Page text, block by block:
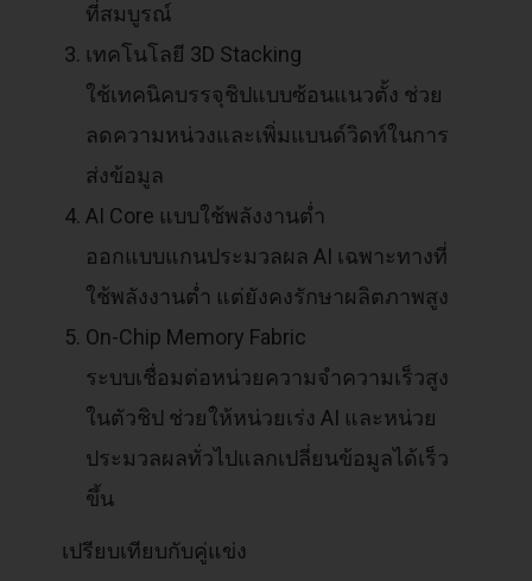
ที่สมบูรณ์
เทคโนโลยี 3D Stacking
ใช้เทคนิคบรรจุชิปแบบซ้อนแนวตั้ง ช่วย
ลดความหน่วงและเพิ่มแบนด์วิดท์ในการ
ส่งข้อมูล
AI Core แบบใช้พลังงานต่ำ
ออกแบบแกนประมวลผล AI เฉพาะทางที่
ใช้พลังงานต่ำ แต่ยังคงรักษาผลิตภาพสูง
On-Chip Memory Fabric
ระบบเชื่อมต่อหน่วยความจำความเร็วสูง
ในตัวชิป ช่วยให้หน่วยเร่ง AI และหน่วย
ประมวลผลทั่วไปแลกเปลี่ยนข้อมูลได้เร็ว
ขึ้น
เปรียบเทียบกับคู่แข่ง